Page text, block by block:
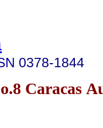
0378-1844
Caracas